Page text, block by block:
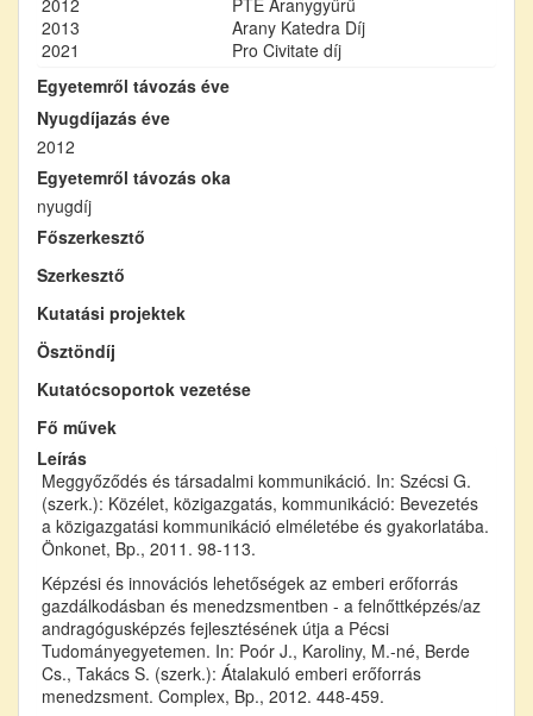
2013
Arany Katedra Díj
2021
Pro Civitate díj
Egyetemről távozás éve
Nyugdíjazás éve
2012
Egyetemről távozás oka
nyugdíj
Főszerkesztő
Szerkesztő
Kutatási projektek
Ösztöndíj
Kutatócsoportok vezetése
Fő művek
Leírás
Meggyőződés és társadalmi kommunikáció. In: Szécsi G.
(szerk.): Közélet, közigazgatás, kommunikáció: Bevezetés
a közigazgatási kommunikáció elméletébe és gyakorlatába.
Önkonet, Bp., 2011. 98-113.
Képzési és innovációs lehetőségek az emberi erőforrás
gazdálkodásban és menedzsmentben - a felnőttképzés/az
andragógusképzés fejlesztésének útja a Pécsi
Tudományegyetemen. In: Poór J., Karoliny, M.-né, Berde
Cs., Takács S. (szerk.): Átalakuló emberi erőforrás
menedzsment. Complex, Bp., 2012. 448-459.